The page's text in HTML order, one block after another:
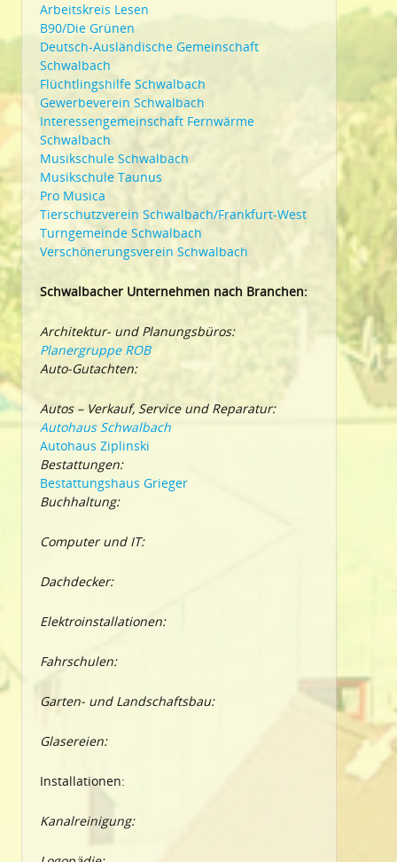
Arbeitskreis Lesen
B90/Die Grünen
Deutsch-Ausländische Gemeinschaft
Schwalbach
Flüchtlingshilfe Schwalbach
Gewerbeverein Schwalbach
Interessengemeinschaft Fernwärme
Schwalbach
Musikschule Schwalbach
Musikschule Taunus
Pro Musica
Tierschutzverein Schwalbach/Frankfurt-West
Turngemeinde Schwalbach
Verschönerungsverein Schwalbach
Schwalbacher Unternehmen nach Branchen:
Architektur- und Planungsbüros:
Planergruppe ROB
Auto-Gutachten:
Autos – Verkauf, Service und Reparatur:
Autohaus Schwalbach
Autohaus Ziplinski
Bestattungen:
Bestattungshaus Grieger
Buchhaltung:
Computer und IT:
Dachdecker:
Elektroinstallationen:
Fahrschulen:
Garten- und Landschaftsbau:
Glasereien:
Installationen:
Kanalreinigung: